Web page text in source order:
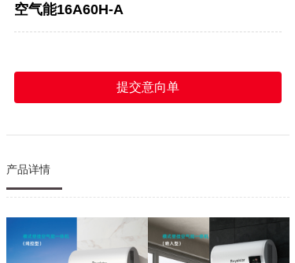
空气能16A60H-A
提交意向单
产品详情